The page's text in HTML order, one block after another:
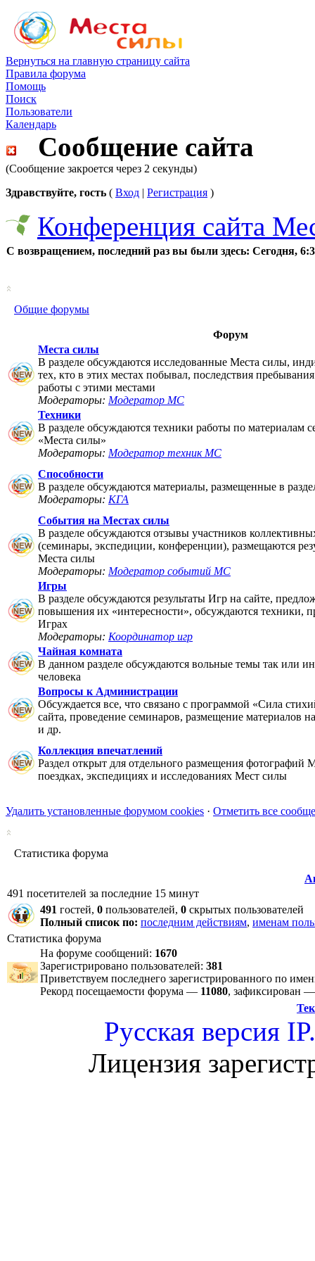
Вернуться на главную страницу сайта
Правила форума
Помощь
Поиск
Пользователи
Календарь
Сообщение сайта
(Сообщение закроется через 2 секунды)
Здравствуйте, гость ( Вход | Регистрация )
Конференция сайта
С возвращением, последний раз вы были здесь: Сегодня,
Общие форумы
Форум
Места силы
В разделе обсуждаются исследованные Места силы,
тех, кто в этих местах побывал, последствия
работы с этими местами
Модераторы: Модератор МС
Техники
В разделе обсуждаются техники работы по материалам
«Места силы»
Модераторы: Модератор техник МС
Способности
В разделе обсуждаются материалы, размещенные в
Модераторы: КГА
События на Местах силы
В разделе обсуждаются отзывы участников
(семинары, экспедиции, конференции), размещаются
Места силы
Модераторы: Модератор событий МС
Игры
В разделе обсуждаются результаты Игр на сайте,
повышения их «интересности», обсуждаются техники,
Играх
Модераторы: Координатор игр
Чайная комната
В данном разделе обсуждаются вольные темы так или
человека
Вопросы к Администрации
Обсуждается все, что связано с программой «Сила
сайта, проведение семинаров, размещение материалов
и др.
Коллекция впечатлений
Раздел открыт для отдельного размещения фотографий
поездках, экспедициях и исследованиях Мест силы
Удалить установленные форумом cookies · Отметить все
Статистика форума
491 посетителей за последние 15 минут
491 гостей, 0 пользователей, 0 скрытых пользователей
Полный список по: последним действиям, именам
Статистика форума
На форуме сообщений: 1670
Зарегистрировано пользователей: 381
Приветствуем последнего зарегистрированного по
Рекорд посещаемости форума — 11080, зафиксирован
Русская версия
Лицензия